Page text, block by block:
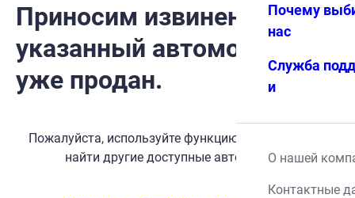
Почему
нас
Служба
и
О нашей
Контактные
Приносим извинения, но
указанный автомобиль
уже продан.
Пожалуйста, используйте функцию поиска, чтобы
найти другие доступные автомобили.